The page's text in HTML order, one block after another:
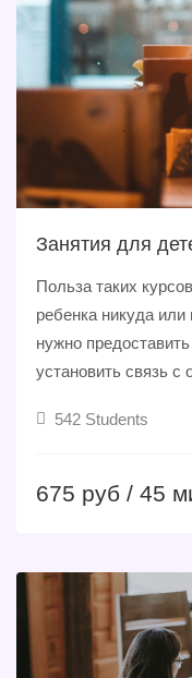
Занятия для
Польза таких
ребенка никуда или
нужно
установить связь с
542 Students
675 руб / 45